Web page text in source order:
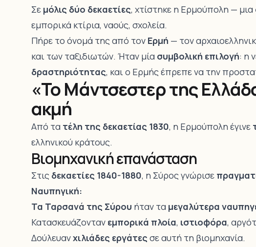
Σε μόλις δύο δεκαετίες, χτίστηκε η Ερμούπολη — μια
εμπορικά κτίρια, ναούς, σχολεία.
Πήρε το όνομά της από τον Ερμή — τον
και των ταξιδιωτών. Ήταν μία συμβολική επιλογή: η
δραστηριότητας, και ο Ερμής έπρεπε να την
«Το Μάντσεστερ της
ακμή
Από τα τέλη της δεκαετίας 1830, η Ερμούπολη έγινε
ελληνικού κράτους.
Βιομηχανική επανάσταση
Στις δεκαετίες 1840-1880, η Σύρος γνώρισε
Ναυπηγική:
Τα Ταρσανά της Σύρου ήταν τα μεγαλύτερα
Κατασκευάζονταν εμπορικά πλοία, ιστιοφόρα,
Δούλευανχιλιάδες εργάτες σε αυτή τη βιομηχανία.